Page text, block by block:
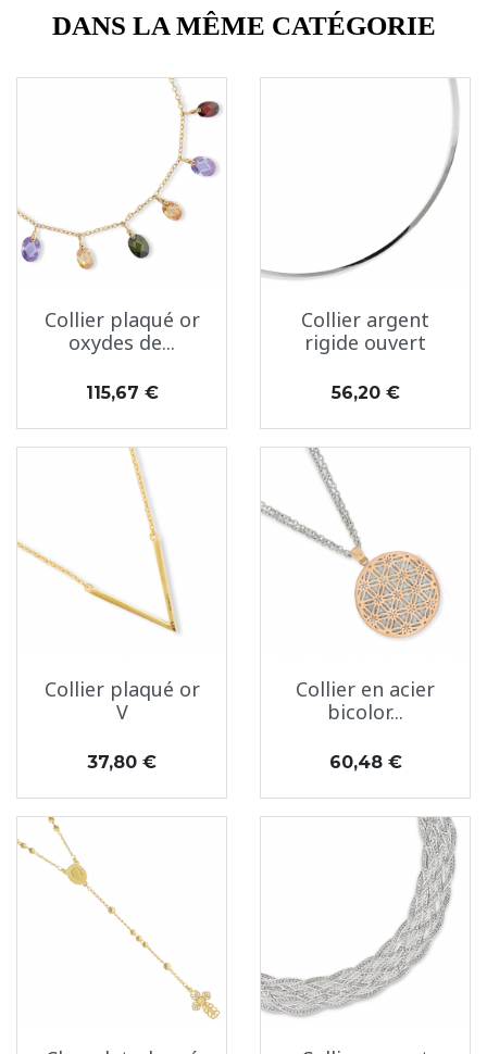
DANS LA MÊME CATÉGORIE
Collier plaqué or
oxydes de...
Prix
115,67 €
Collier argent
rigide ouvert
Prix
56,20 €
Collier plaqué or
V
Prix
37,80 €
Collier en acier
bicolor...
Prix
60,48 €